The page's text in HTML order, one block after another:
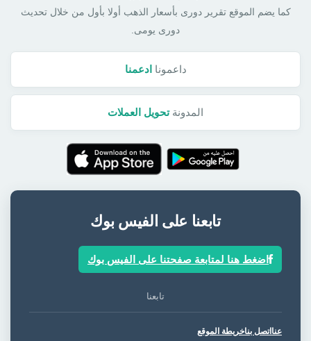
كما يضم الموقع تقرير دورى بأسعار الذهب أولا بأول من خلال تحديث
دورى يومى.
داعمونا ادعمنا
المدونةتحويل العملات
تابعنا على الفيس بوك
اضغط هنا لمتابعة صفحتنا على الفيس بوك
تابعنا
عنا اتصل بناخريطة الموقع